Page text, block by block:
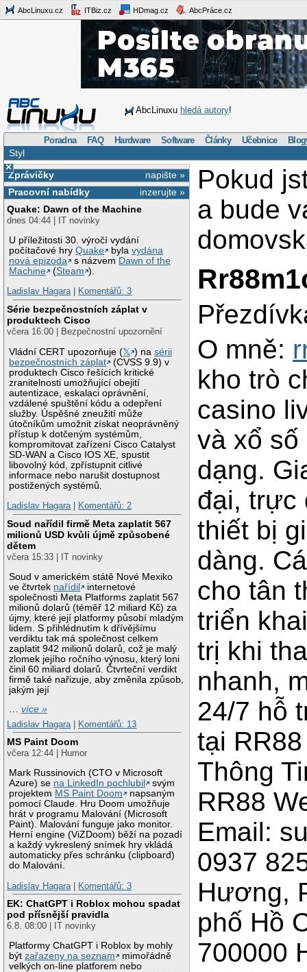
AbcLinuxu.cz ITBiz.cz HDmag.cz AbcPráce.cz
AbcLinuxu hledá autory!
Poradna FAQ Hardware Software Články Učebnice
Styl
×
napište »
Zprávičky
inzerujte »
Pracovní nabídky
Quake: Dawn of the Machine
dnes 04:44 | IT novinky
U příležitosti 30. výročí vydání
počítačové hryQuake bylavydána
nová epizoda
s názvem Dawn of the
Machine
(Steam ).
Ladislav Hagara| Komentářů: 3
Série bezpečnostních záplat v
produktech Cisco
včera 16:00 | Bezpečnostní upozornění
Vládní CERT upozorňuje (𝕏 ) nasérii
bezpečnostních záplat
(CVSS 9.9) v
produktech Cisco řešících kritické
zranitelnosti umožňující obejití
autentizace, eskalaci oprávnění,
vzdálené spuštění kódu a odepření
služby. Úspěšné zneužití může
útočníkům umožnit získat neoprávněný
přístup k dotčeným systémům,
kompromitovat zařízení Cisco Catalyst
SD-WAN a Cisco IOS XE, spustit
libovolný kód, zpřístupnit citlivé
informace nebo narušit dostupnost
postižených systémů.
Ladislav Hagara| Komentářů: 2
Soud nařídil firmě Meta zaplatit 567
milionů USD kvůli újmě způsobené
dětem
včera 15:33 | IT novinky
Soud v americkém státě Nové Mexiko
ve čtvrtek nařídil
internetové
společnosti Meta Platforms zaplatit 567
milionů dolarů (téměř 12 miliard Kč) za
újmy, které její platformy působí mladým
lidem. S přihlédnutím k dřívějšímu
verdiktu tak má společnost celkem
zaplatit 942 milionů dolarů, což je malý
zlomek jejího ročního výnosu, který loni
činil 60 miliard dolarů. Čtvrteční verdikt
firmě také nařizuje, aby změnila způsob,
jakým její
…více »
Ladislav Hagara
Komentářů: 13
MS Paint Doom
včera 12:44 | Humor
Mark Russinovich (CTO v Microsoft
Azure) se na LinkedIn pochlubil
svým
projektem MS Paint Doom
napsaným
pomocí Claude. Hru Doom umožňuje
hrát v programu Malování (Microsoft
Paint). Malování funguje jako monitor.
Herní engine (ViZDoom) běží na pozadí
a každý vykreslený snímek hry vkládá
automaticky přes schránku (clipboard)
do Malování.
Ladislav Hagara
Komentářů: 3
EK: ChatGPT i Roblox mohou spadat
pod přísnější pravidla
6.8. 08:00 | IT novinky
Platformy ChatGPT i Roblox by mohly
býtzařazeny na seznam
mimořádně
velkých on-line platforem nebo
Pokud
a bude
O mně:
kho trò
casino
và xổ
dạng.
đại, trực
thiết bị
dàng.
cho tân
triển
trị khi
nhanh,
24/7 hỗ
tại
Thông
RR88
Email:
0937
Hương,
phố Hồ
700000